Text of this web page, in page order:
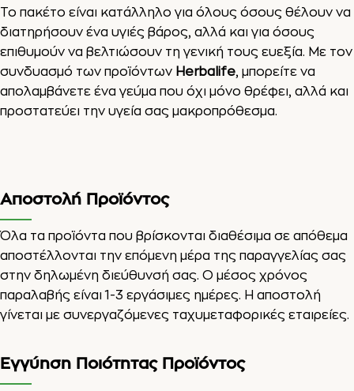
Το πακέτο είναι κατάλληλο για όλους όσους θέλουν να
διατηρήσουν ένα υγιές βάρος, αλλά και για όσους
επιθυμούν να βελτιώσουν τη γενική τους ευεξία. Με τον
συνδυασμό των προϊόντων Herbalife, μπορείτε να
απολαμβάνετε ένα γεύμα που όχι μόνο θρέφει, αλλά και
προστατεύει την υγεία σας μακροπρόθεσμα.
Αποστολή Προϊόντος
Όλα τα προϊόντα που βρίσκονται διαθέσιμα σε απόθεμα
αποστέλλονται την επόμενη μέρα της παραγγελίας σας
στην δηλωμένη διεύθυνσή σας. Ο μέσος χρόνος
παραλαβής είναι 1-3 εργάσιμες ημέρες. Η αποστολή
γίνεται με συνεργαζόμενες ταχυμεταφορικές εταιρείες.
Εγγύηση Ποιότητας Προϊόντος